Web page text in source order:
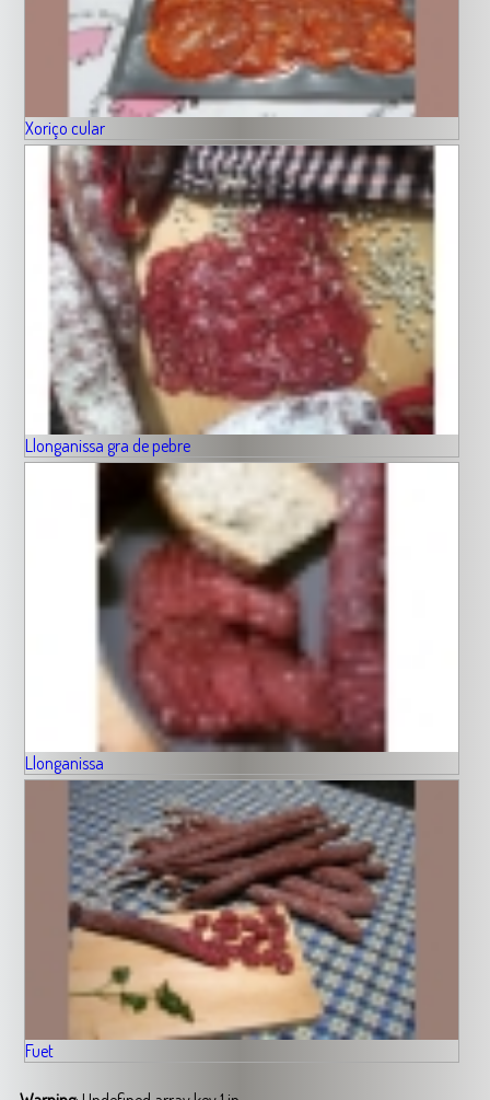
Xoriço cular
Llonganissa gra de pebre
Llonganissa
Fuet